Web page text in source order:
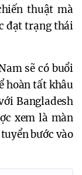
thuật mà
đạt trạng thái
sẽ có buổi
hoàn tất khâu
Bangladesh
xem là màn
bước vào